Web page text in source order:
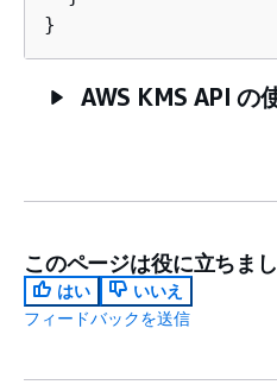
}
AWS KMS API の
このページは役に立ちま
はい
いいえ
フィードバックを送信